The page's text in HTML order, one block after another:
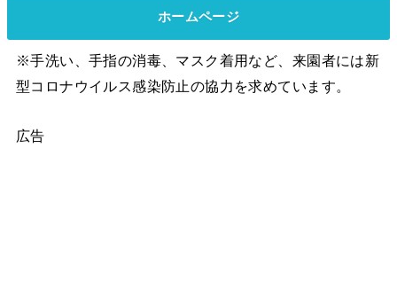
ホームページ
※手洗い、手指の消毒、マスク着用など、来園者には新
型コロナウイルス感染防止の協力を求めています。
広告